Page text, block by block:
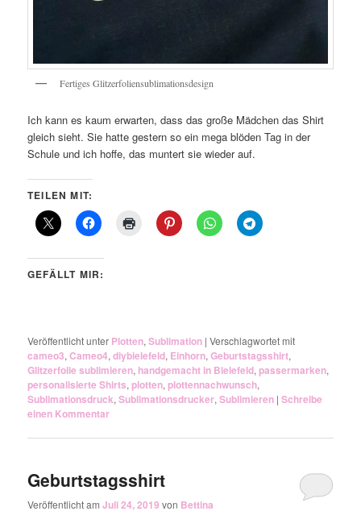
Fertiges Glitzerfoliensublimationsdesign
Ich kann es kaum erwarten, dass das große Mädchen das Shirt
gleich sieht. Sie hatte gestern so ein mega blöden Tag in der
Schule und ich hoffe, das muntert sie wieder auf.
TEILEN MIT:
GEFÄLLT MIR:
Veröffentlicht unter Plotten,Sublimation |Verschlagwortet mit
cameo3,Cameo4,diybielefeld, Einhorn,Geburtstagsshirt,
Glitzerfolie sublimieren, handgemacht in Bielefeld,passermarken,
personalisierte Shirts,plotten,plottennachwunsch,
Sublimationsdruck,Sublimationsdrucker,Sublimieren |Schreibe
einen Kommentar
Geburtstagsshirt
Veröffentlicht amJuli 24, 2019 von Bettina